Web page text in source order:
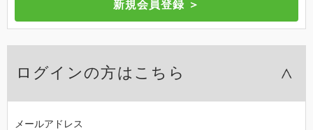
ログインの方はこちら
メールアドレス